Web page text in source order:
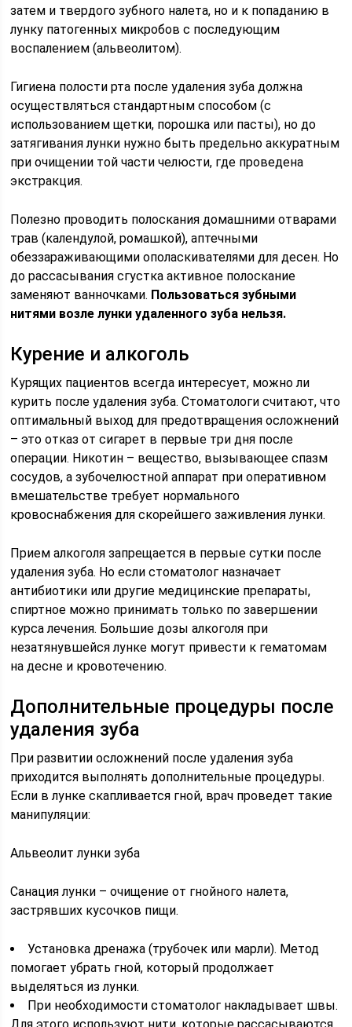
затем и твердого зубного налета, но и к попаданию в
лунку патогенных микробов с последующим
воспалением (альвеолитом).
Гигиена полости рта после удаления зуба должна
осуществляться стандартным способом (с
использованием щетки, порошка или пасты), но до
затягивания лунки нужно быть предельно аккуратным
при очищении той части челюсти, где проведена
экстракция.
Полезно проводить полоскания домашними отварами
трав (календулой, ромашкой), аптечными
обеззараживающими ополаскивателями для десен. Но
до рассасывания сгустка активное полоскание
заменяют ванночками. Пользоваться зубными
нитями возле лунки удаленного зуба нельзя.
Курение и алкоголь
Курящих пациентов всегда интересует, можно ли
курить после удаления зуба. Стоматологи считают, что
оптимальный выход для предотвращения осложнений
– это отказ от сигарет в первые три дня после
операции. Никотин – вещество, вызывающее спазм
сосудов, а зубочелюстной аппарат при оперативном
вмешательстве требует нормального
кровоснабжения для скорейшего заживления лунки.
Прием алкоголя запрещается в первые сутки после
удаления зуба. Но если стоматолог назначает
антибиотики или другие медицинские препараты,
спиртное можно принимать только по завершении
курса лечения. Большие дозы алкоголя при
незатянувшейся лунке могут привести к гематомам
на десне и кровотечению.
Дополнительные процедуры после
удаления зуба
При развитии осложнений после удаления зуба
приходится выполнять дополнительные процедуры.
Если в лунке скапливается гной, врач проведет такие
манипуляции:
Альвеолит лунки зуба
Санация лунки – очищение от гнойного налета,
застрявших кусочков пищи.
Установка дренажа (трубочек или марли). Метод
помогает убрать гной, который продолжает
выделяться из лунки.
При необходимости стоматолог накладывает швы.